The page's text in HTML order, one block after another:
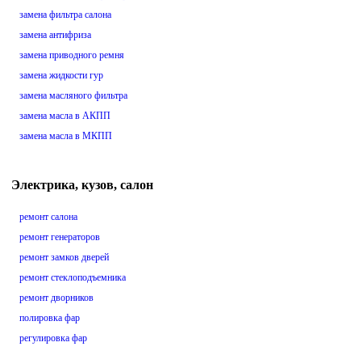
замена фильтра салона
замена антифриза
замена приводного ремня
замена жидкости гур
замена масляного фильтра
замена масла в АКПП
замена масла в МКПП
Электрика, кузов, салон
ремонт салона
ремонт генераторов
ремонт замков дверей
ремонт стеклоподъемника
ремонт дворников
полировка фар
регулировка фар